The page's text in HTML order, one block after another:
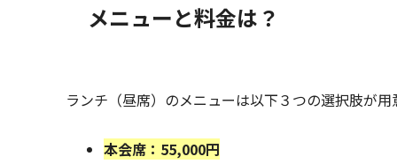
メニューと料金は？
ランチ（昼席）のメニューは以下３つの選択肢が
本会席：55,000円